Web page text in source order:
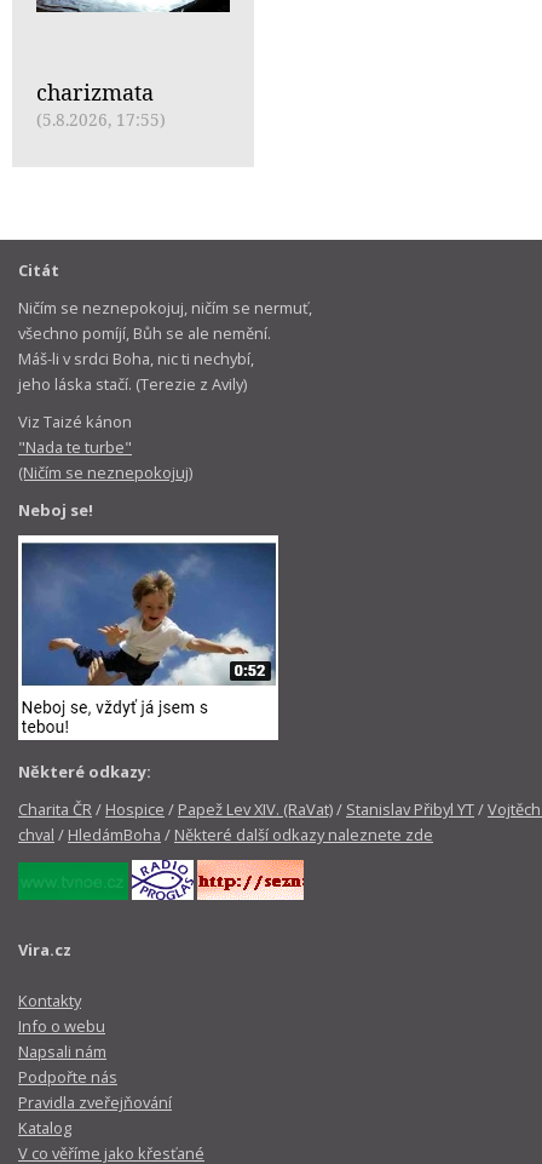
charizmata
(5.8.2026, 17:55)
Citát
Ničím se neznepokojuj, ničím se nermuť,
všechno pomíjí, Bůh se ale nemění.
Máš-li v srdci Boha, nic ti nechybí,
jeho láska stačí. (Terezie z Avily)
Viz Taizé kánon
"Nada te turbe"
(Ničím se neznepokojuj)
Neboj se!
Některé odkazy:
Charita ČR/ Hospice / Papež Lev XIV. (RaVat)/ Stanislav Přibyl YT/
chval / HledámBoha / Některé další odkazy naleznete zde
Vira.cz
Kontakty
Info o webu
Napsali nám
Podpořte nás
Pravidla zveřejňování
Katalog
V co věříme jako křesťané